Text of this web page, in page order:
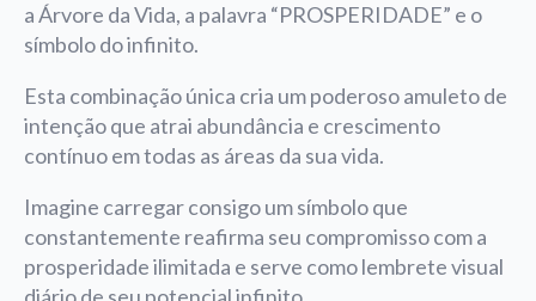
a Árvore da Vida, a palavra “PROSPERIDADE” e o
símbolo do infinito.
Esta combinação única cria um poderoso amuleto de
intenção que atrai abundância e crescimento
contínuo em todas as áreas da sua vida.
Imagine carregar consigo um símbolo que
constantemente reafirma seu compromisso com a
prosperidade ilimitada e serve como lembrete visual